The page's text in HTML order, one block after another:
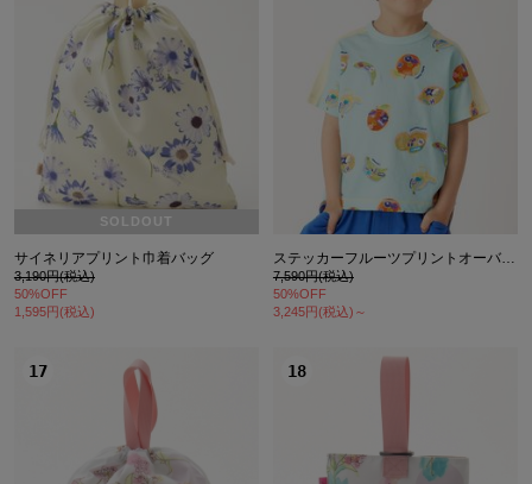
SOLDOUT
サイネリアプリント巾着バッグ
3,190円(税込)
50%OFF
1,595円(税込)
ステッカーフルーツプリントオーバーサイズＴシャツ
7,590円(税込)
50%OFF
3,245円(税込)～
17 18